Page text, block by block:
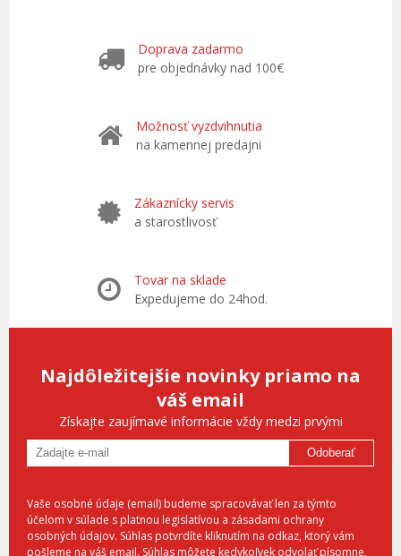
Doprava zadarmo
pre objednávky nad 100€
Možnosť vyzdvihnutia
na kamennej predajni
Zákaznícky servis
a starostlivosť
Tovar na sklade
Expedujeme do 24hod.
Najdôležitejšie novinky priamo na
váš email
Získajte zaujímavé informácie vždy medzi prvými
Odoberať
Vaše osobné údaje (email) budeme spracovávať len za týmto
účelom v súlade s platnou legislatívou a zásadami ochrany
osobných údajov. Súhlas potvrdíte kliknutím na odkaz, ktorý vám
pošleme na váš email. Súhlas môžete kedykoľvek odvolať písomne,